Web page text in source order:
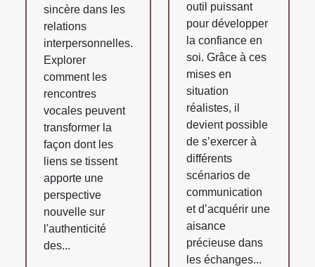
sincère dans les
relations
interpersonnelles.
Explorer
comment les
rencontres
vocales peuvent
transformer la
façon dont les
liens se tissent
apporte une
perspective
nouvelle sur
l'authenticité
des...
outil puissant
pour développer
la confiance en
soi. Grâce à ces
mises en
situation
réalistes, il
devient possible
de s’exercer à
différents
scénarios de
communication
et d’acquérir une
aisance
précieuse dans
les échanges...